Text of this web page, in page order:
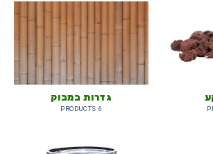
גדרות במבוק
6 PRODUCTS